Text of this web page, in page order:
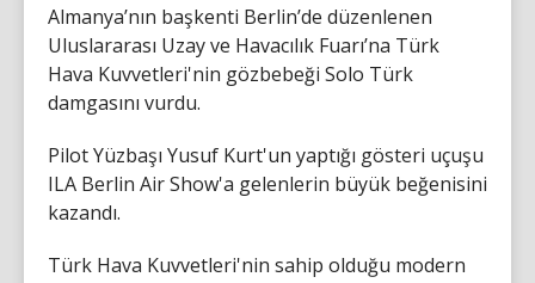
Almanya’nın başkenti Berlin’de düzenlenen
Uluslararası Uzay ve Havacılık Fuarı’na Türk
Hava Kuvvetleri'nin gözbebeği Solo Türk
damgasını vurdu.
Pilot Yüzbaşı Yusuf Kurt'un yaptığı gösteri uçuşu
ILA Berlin Air Show'a gelenlerin büyük beğenisini
kazandı.
Türk Hava Kuvvetleri'nin sahip olduğu modern